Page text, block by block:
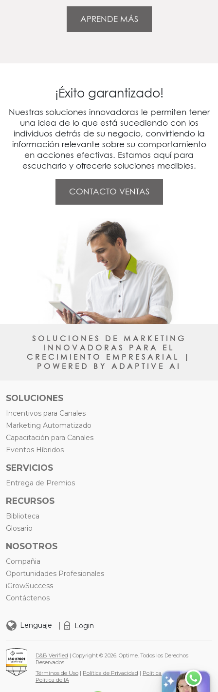
APRENDE MÁS
¡Éxito garantizado!
Nuestras soluciones innovadoras le permiten tener
una idea de lo que está sucediendo con los
individuos detrás de su negocio, convirtiendo la
información relevante sobre su comportamiento
en acciones efectivas. Estamos aquí para
escucharlo y ofrecerle soluciones medibles.
CONTACTO VENTAS
SOLUCIONES DE MARKETING
INNOVADORAS PARA EL
CRECIMIENTO EMPRESARIAL |
POWERED BY ADAPTIVE AI
SOLUCIONES
Incentivos para Canales
Marketing Automatizado
Capacitación para Canales
Eventos Híbridos
SERVICIOS
Entrega de Premios
RECURSOS
Biblioteca
Glosario
NOSOTROS
Compañia
Oportunidades Profesionales
iGrowSuccess
Contáctenos
Lenguaje | Login
D&B Verified | Copyright © 2026. Optime. Todos los Derechos
Reservados.
Términos de Uso | Política de Privacidad | Política de Cookies|
Política de IA